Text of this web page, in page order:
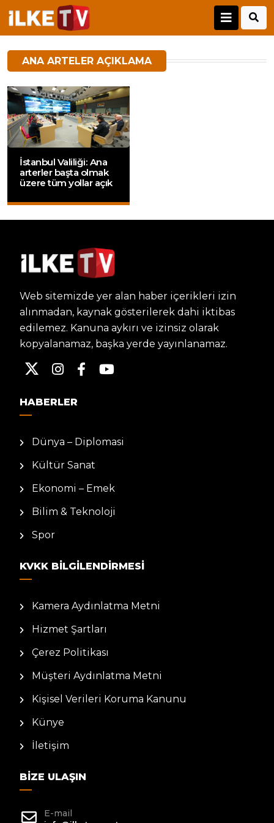
ANA ARTELER AÇIKLAMA
İstanbul Valiliği: Ana
arterler başta olmak
üzere tüm yollar açık
Web sitemizde yer alan haber içerikleri izin
alınmadan, kaynak gösterilerek dahi iktibas
edilemez. Kanuna aykırı ve izinsiz olarak
kopyalanamaz, başka yerde yayınlanamaz.
HABERLER
Dünya – Diplomasi
Kültür Sanat
Ekonomi – Emek
Bilim & Teknoloji
Spor
KVKK BILGILENDIRMESI
Kamera Aydınlatma Metni
Hizmet Şartları
Çerez Politikası
Müşteri Aydınlatma Metni
Kişisel Verileri Koruma Kanunu
Künye
İletişim
BIZE ULAŞIN
E-mail